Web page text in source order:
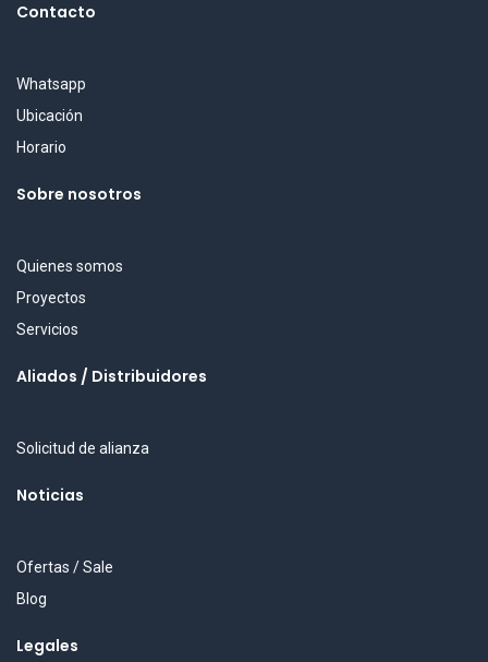
Contacto
Whatsapp
Ubicación
Horario
Sobre nosotros
Quienes somos
Proyectos
Servicios
Aliados / Distribuidores
Solicitud de alianza
Noticias
Ofertas / Sale
Blog
Legales